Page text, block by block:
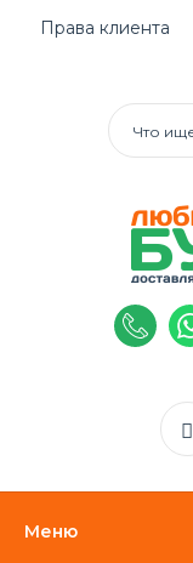
Права клиента
Меню